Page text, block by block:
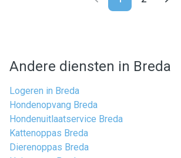
Andere diensten in Breda
Logeren in Breda
Hondenopvang Breda
Hondenuitlaatservice Breda
Kattenoppas Breda
Dierenoppas Breda